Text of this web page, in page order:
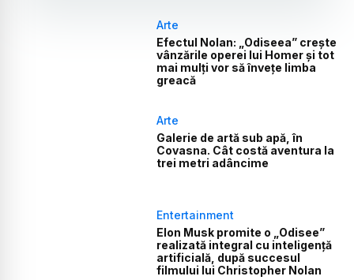
Arte
Efectul Nolan: „Odiseea” crește
vânzările operei lui Homer și tot
mai mulți vor să învețe limba
greacă
Arte
Galerie de artă sub apă, în
Covasna. Cât costă aventura la
trei metri adâncime
Entertainment
Elon Musk promite o „Odisee”
realizată integral cu inteligență
artificială, după succesul
filmului lui Christopher Nolan